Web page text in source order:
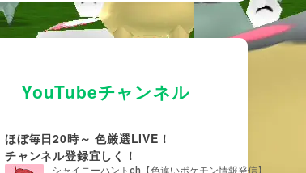
YouTubeチャンネル
ほぼ毎日20時～ 色厳選LIVE！
チャンネル登録宜しく！